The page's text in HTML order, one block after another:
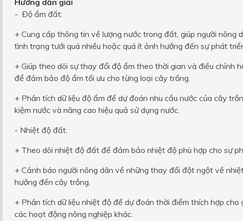
Hướng dẫn giải
- Độ ẩm đất:
+ Cung cấp thông tin về lượng nước trong đất, giúp người nông
tình trạng tưới quá nhiều hoặc quá ít ảnh hưởng đến sự phát
+ Giúp theo dõi sự thay đổi độ ẩm theo thời gian và điều chỉnh
để đảm bảo độ ẩm tối ưu cho từng loại cây trồng.
+ Phân tích dữ liệu độ ẩm để dự đoán nhu cầu nước của cây
kiệm nước và nâng cao hiệu quả sử dụng nước.
- Nhiệt độ đất:
+ Theo dõi nhiệt độ đất để đảm bảo nhiệt độ phù hợp cho sự
+ Cảnh báo người nông dân về những thay đổi đột ngột về
hưởng đến cây trồng.
+ Phân tích dữ liệu nhiệt độ để dự đoán thời điểm thích hợp cho
các hoạt động nông nghiệp khác.